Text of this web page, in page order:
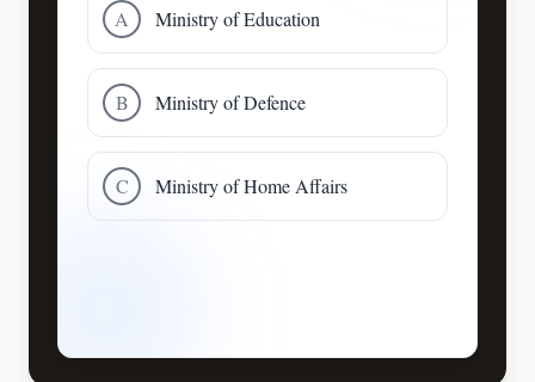
A Ministry of Education
B Ministry of Defence
C Ministry of Home Affairs